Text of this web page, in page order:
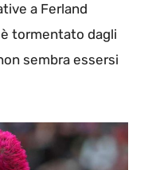
a Ferland
è tormentato dagli
sembra essersi